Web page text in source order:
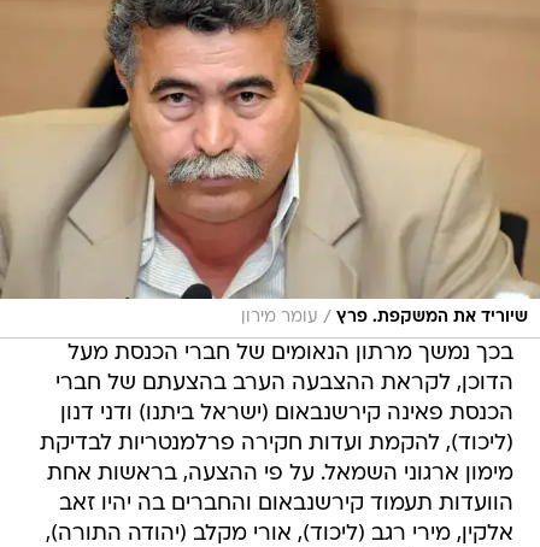
שיוריד את המשקפת. פרץ עומר מירון
בכך נמשך מרתון הנאומים של חברי הכנסת מעל
הדוכן, לקראת ההצבעה הערב בהצעתם של חברי
הכנסת פאינה קירשנבאום (ישראל ביתנו) ודני דנון
(ליכוד), להקמת ועדות חקירה פרלמנטריות לבדיקת
מימון ארגוני השמאל. על פי ההצעה, בראשות אחת
הוועדות תעמוד קירשנבאום והחברים בה יהיו זאב
אלקין, מירי רגב (ליכוד), אורי מקלב (יהודה התורה),
וניסים זאב (ש"ס). בראשות הוועדה השנייה יעמוד דנון
והחברים בה יהיו ציפי חוטובלי (ליכוד), אנסטסיה